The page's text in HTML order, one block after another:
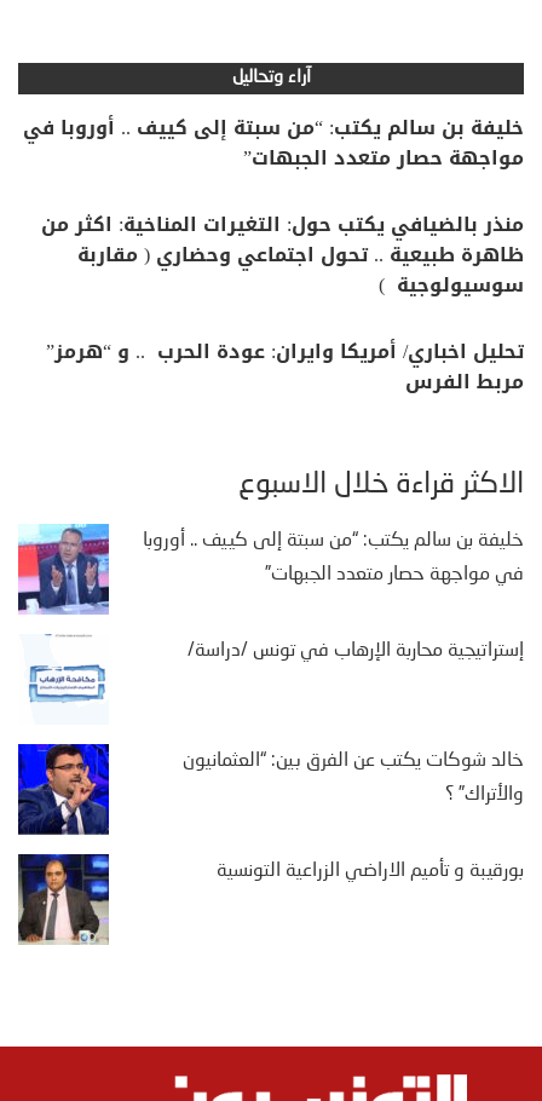
آراء وتحاليل
خليفة بن سالم يكتب: “من سبتة إلى كييف .. أوروبا في
مواجهة حصار متعدد الجبهات”
منذر بالضيافي يكتب حول: التغيرات المناخية: اكثر من
ظاهرة طبيعية .. تحول اجتماعي وحضاري ( مقاربة
سوسيولوجية )
تحليل اخباري/ أمريكا وايران: عودة الحرب .. و “هرمز”
مربط الفرس
الأكثر قراءة خلال الأسبوع
خليفة بن سالم يكتب: “من سبتة إلى كييف .. أوروبا
في مواجهة حصار متعدد الجبهات”
إستراتيجية محاربة الإرهاب في تونس /دراسة/
خالد شوكات يكتب عن الفرق بين: “العثمانيون
والأتراك” ؟
بورقيبة و تأميم الاراضي الزراعية التونسية